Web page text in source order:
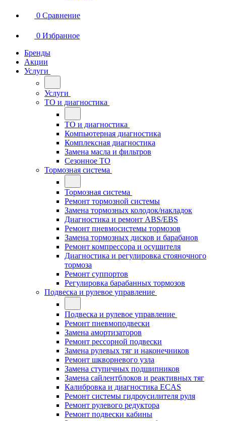
0 Сравнение
0 Избранное
Бренды
Акции
Услуги
Услуги
ТО и диагностика
ТО и диагностика
Компьютерная диагностика
Комплексная диагностика
Замена масла и фильтров
Сезонное ТО
Тормозная система
Тормозная система
Ремонт тормозной системы
Замена тормозных колодок/накладок
Диагностика и ремонт ABS/EBS
Ремонт пневмосистемы тормозов
Замена тормозных дисков и барабанов
Ремонт компрессора и осушителя
Диагностика и регулировка стояночного
тормоза
Ремонт суппортов
Регулировка барабанных тормозов
Подвеска и рулевое управление
Подвеска и рулевое управление
Ремонт пневмоподвески
Замена амортизаторов
Ремонт рессорной подвески
Замена рулевых тяг и наконечников
Ремонт шкворневого узла
Замена ступичных подшипников
Замена сайлентблоков и реактивных тяг
Калибровка и диагностика ECAS
Ремонт системы гидроусилителя руля
Ремонт рулевого редуктора
Ремонт подвески кабины